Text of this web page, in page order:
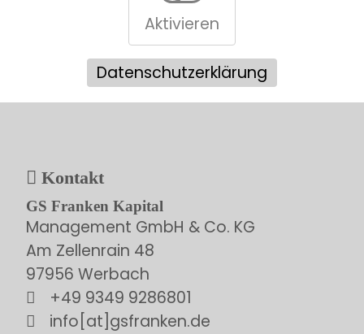
Aktivieren
Datenschutzerklärung
Kontakt
GS Franken Kapital
Management GmbH & Co. KG
Am Zellenrain 48
97956 Werbach
+49 9349 9286801
info[at]gsfranken.de